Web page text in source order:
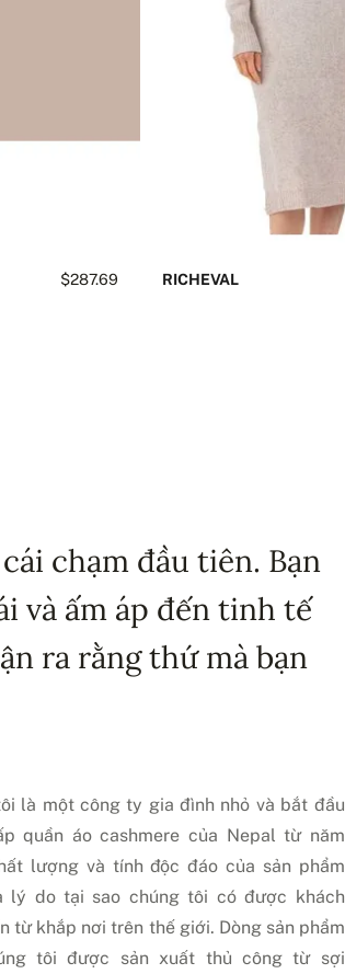
$287.69 RICHEVAL
chạm đầu tiên. Bạn
và ấm áp đến tinh tế
ra rằng thứ mà bạn
là một công ty gia đình nhỏ và bắt đầu
quần áo cashmere của Nepal từ năm
lượng và tính độc đáo của sản phẩm
lý do tại sao chúng tôi có được khách
từ khắp nơi trên thế giới. Dòng sản phẩm
tôi được sản xuất thủ công từ sợi